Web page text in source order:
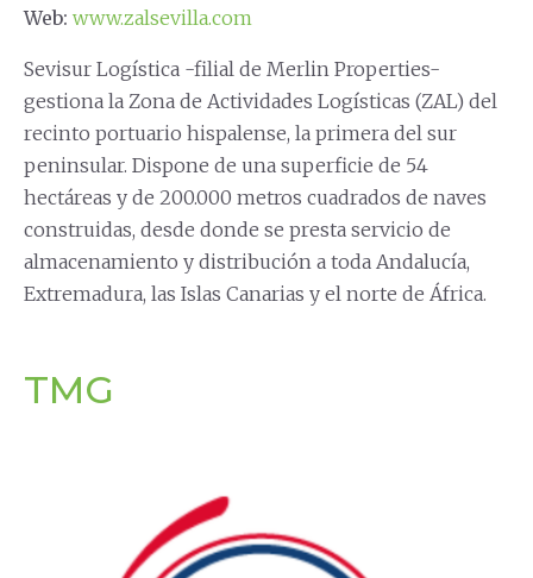
Web: www.zalsevilla.com
Sevisur Logística -filial de Merlin Properties-
gestiona la Zona de Actividades Logísticas (ZAL) del
recinto portuario hispalense, la primera del sur
peninsular. Dispone de una superficie de 54
hectáreas y de 200.000 metros cuadrados de naves
construidas, desde donde se presta servicio de
almacenamiento y distribución a toda Andalucía,
Extremadura, las Islas Canarias y el norte de África.
TMG